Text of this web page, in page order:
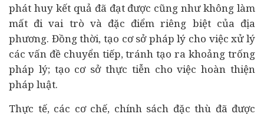
phát huy kết quả đã đạt được cũng như không làm
mất đi vai trò và đặc điểm riêng biệt của địa
phương. Đồng thời, tạo cơ sở pháp lý cho việc xử lý
các vấn đề chuyển tiếp, tránh tạo ra khoảng trống
pháp lý; tạo cơ sở thực tiễn cho việc hoàn thiện
pháp luật.
Thực tế, các cơ chế, chính sách đặc thù đã được